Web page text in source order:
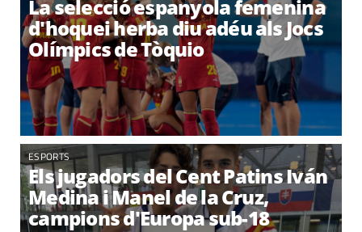
La selecció espanyola femenina
d'hoquei herba diu adéu als Jocs
Olímpics de Tòquio
ESPORTS
Els jugadors del Cent Patins Iván
Medina i Manel de la Cruz,
campions d'Europa sub-18